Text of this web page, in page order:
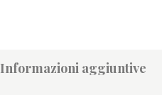
Informazioni aggiuntive